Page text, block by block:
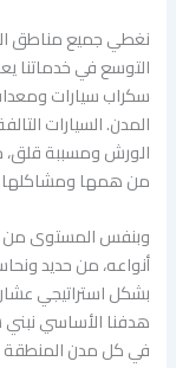
نغطي جميع مناطق
التوسع في خدماتنا
سكراب سيارات
المدن. السيارات
الورش ومسببة قلق،
من همها ومشاكلها
وبنفس المستوى من
أنواعه، من حديد
بشكل استراتيجي
هدفنا الأساسي نبني
في كل مدن المنطقة